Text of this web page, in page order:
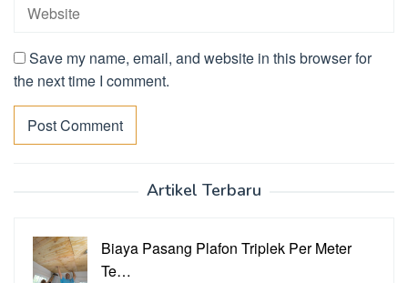
Save my name, email, and website in this browser for
the next time I comment.
Artikel Terbaru
Biaya Pasang Plafon Triplek Per Meter
Te…